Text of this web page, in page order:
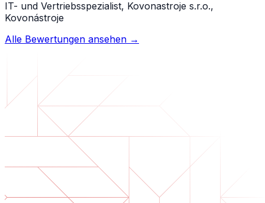
IT- und Vertriebsspezialist, Kovonastroje s.r.o.,
Kovonástroje
Alle Bewertungen ansehen →